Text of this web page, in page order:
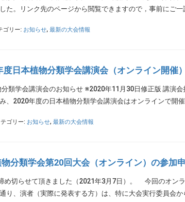
た。リンク先のページから閲覧できますので，事前にご
ゴリー: お知らせ, 最新の大会情報
度日本植物分類学会講演会（オンライン開催
類学会講演会のお知らせ ※2020年11月30日修正版 講演
、2020年度の日本植物分類学会講演会はオンラインで開
ゴリー: お知らせ, 最新の大会情報
分類学会第20回大会（オンライン）の参加
め切らせて頂きました（2021年3月7日）。 今回のオン
り、演者（実際に発表する方）は、特に大会実行委員会